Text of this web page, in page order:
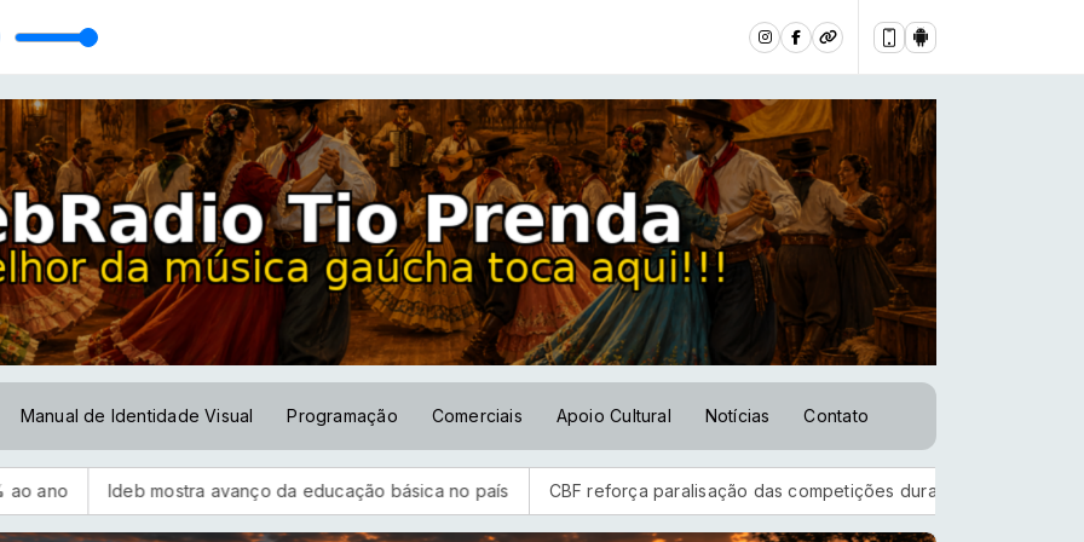
Manual de Identidade Visual Programação Comerciais Apoio Cultural Notícias Contato
avanço da educação básica no país CBF reforça paralisação das competições durante Copa Feminina em 2027